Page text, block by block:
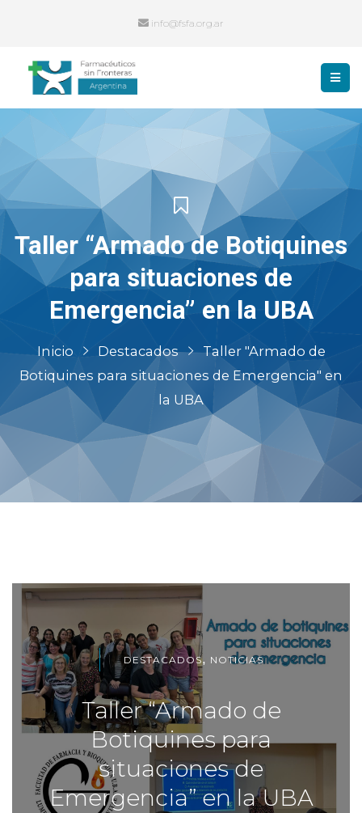
info@fsfa.org.ar
Taller “Armado de Botiquines
para situaciones de
Emergencia” en la UBA
Inicio Destacados
Taller "Armado de
Botiquines para situaciones de Emergencia" en
la UBA
DESTACADOS, NOTICIAS
Taller “Armado de
Botiquines para
situaciones de
Emergencia” en la UBA